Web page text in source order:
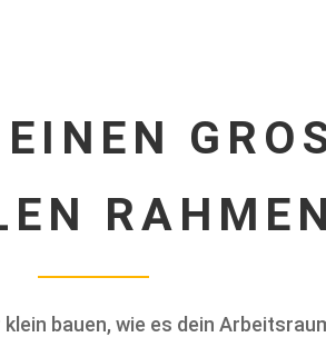
RAHMEN?
bauen, wie es dein